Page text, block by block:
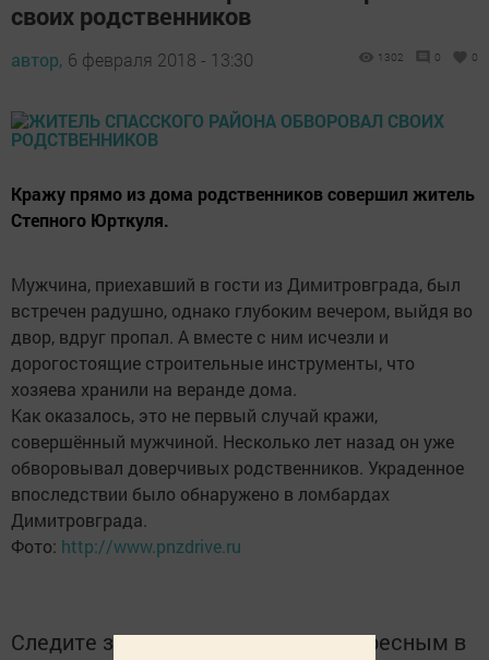
своих родственников
автор, 6 февраля 2018 - 13:30 1302 0 0
Кражу прямо из дома родственников совершил житель
Степного Юрткуля.
Мужчина, приехавший в гости из Димитровграда, был
встречен радушно, однако глубоким вечером, выйдя во
двор, вдруг пропал. А вместе с ним исчезли и
дорогостоящие строительные инструменты, что
хозяева хранили на веранде дома.
Как оказалось, это не первый случай кражи,
совершённый мужчиной. Несколько лет назад он уже
обворовывал доверчивых родственников. Украденное
впоследствии было обнаружено в ломбардах
Димитровграда.
Фото: http://www.pnzdrive.ru
Следите за самым важным и интересным в